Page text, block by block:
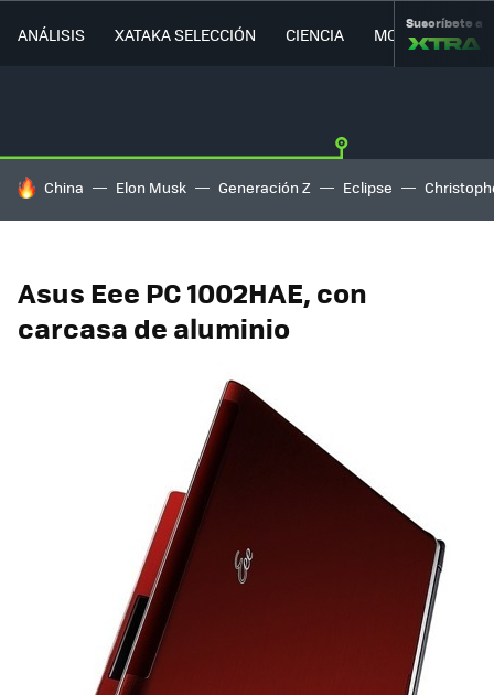
ANÁLISIS XATAKA SELECCIÓN CIENCIA MOVILIDAD
Suscríbete a
HOY SE HABLA DE
China Elon Musk Generación Z Eclipse
Asus Eee PC 1002HAE, con
carcasa de aluminio